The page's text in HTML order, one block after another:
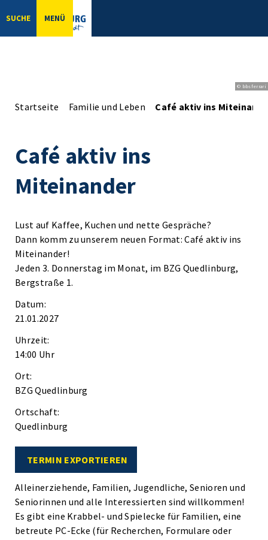
SUCHE MENÜ
© bbsferrari
Startseite Familie und Leben Café aktiv ins
Café aktiv ins
Miteinander
Lust auf Kaffee, Kuchen und nette Gespräche?
Dann komm zu unserem neuen Format: Café aktiv ins
Miteinander!
Jeden 3. Donnerstag im Monat, im BZG Quedlinburg,
Bergstraße 1.
Datum:
21.01.2027
Uhrzeit:
14:00 Uhr
Ort:
BZG Quedlinburg
Ortschaft:
Quedlinburg
TERMIN EXPORTIEREN
Alleinerziehende, Familien, Jugendliche, Senioren und
Seniorinnen und alle Interessierten sind willkommen!
Es gibt eine Krabbel- und Spielecke für Familien, eine
betreute PC-Ecke (für Recherchen, Formulare oder